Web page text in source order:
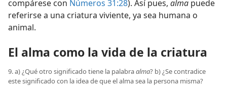
compárese con Números 31:28). Así pues, alma puede
referirse a una criatura viviente, ya sea humana o
animal.
El alma como la vida de la criatura
9. a) ¿Qué otro significado tiene la palabraalma? b) ¿Se contradice
este significado con la idea de que el alma sea la persona misma?